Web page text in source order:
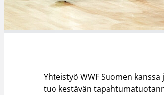
Yhteistyö WWF Suomen
tuo kestävän